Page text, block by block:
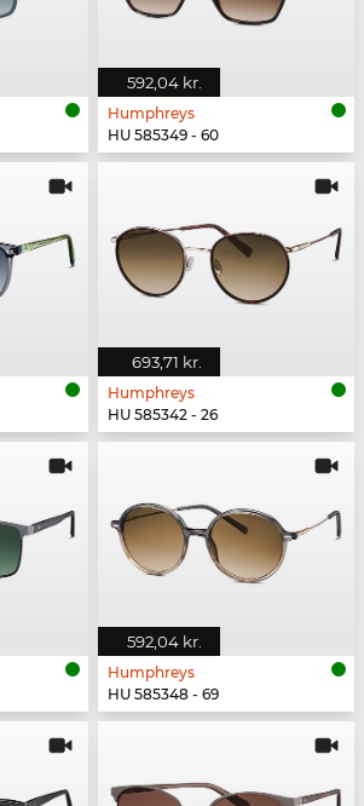
592,04 kr.
Humphreys
HU 585349 - 60
693,71 kr.
Humphreys
HU 585342 - 26
592,04 kr.
Humphreys
HU 585348 - 69